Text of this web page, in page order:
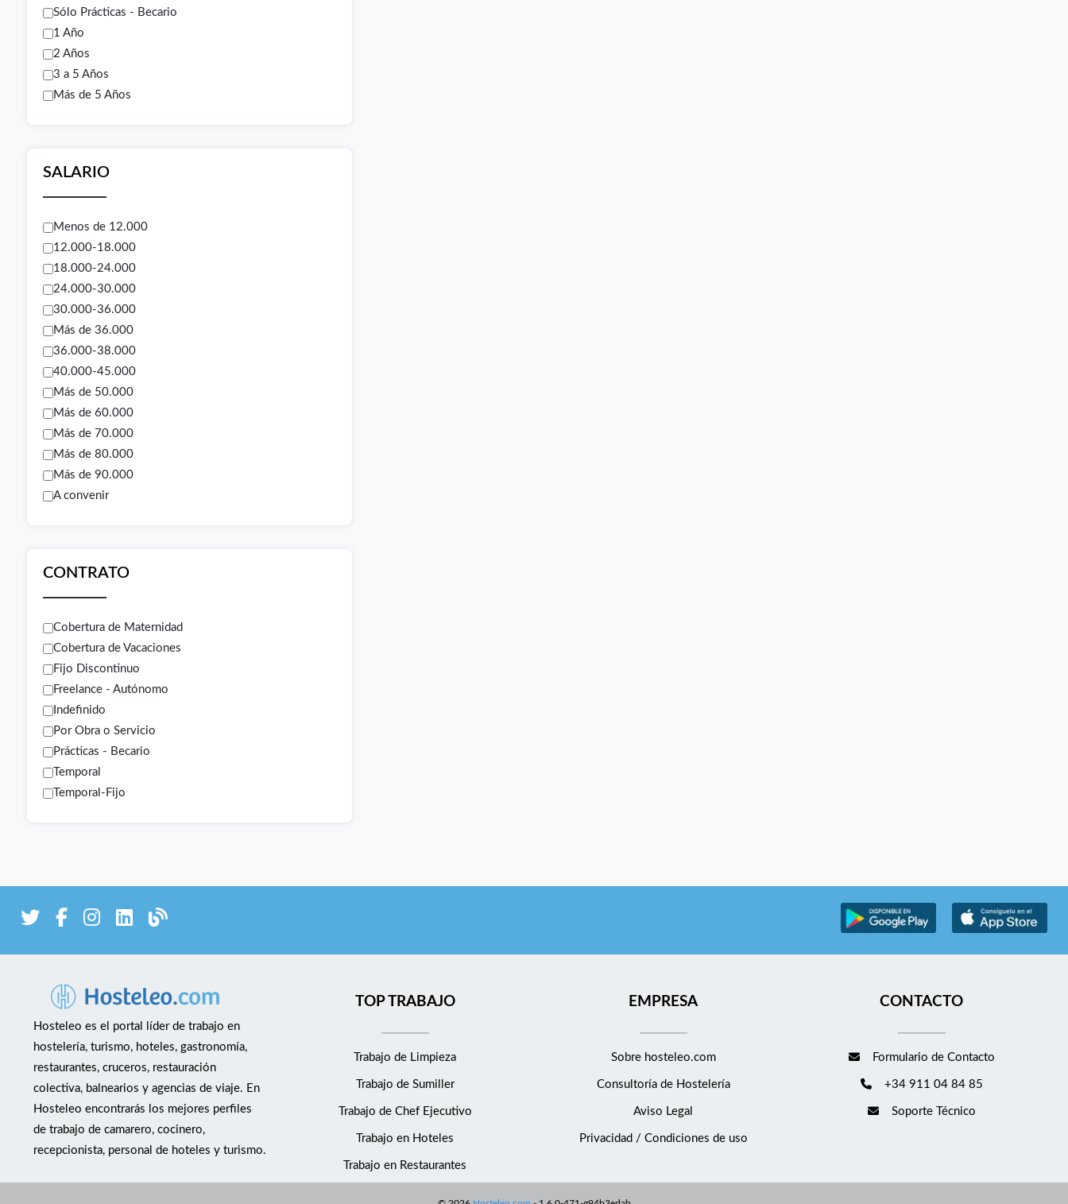
Sólo Prácticas - Becario
1 Año
2 Años
3 a 5 Años
Más de 5 Años
SALARIO
Menos de 12.000
12.000-18.000
18.000-24.000
24.000-30.000
30.000-36.000
Más de 36.000
36.000-38.000
40.000-45.000
Más de 50.000
Más de 60.000
Más de 70.000
Más de 80.000
Más de 90.000
A convenir
CONTRATO
Cobertura de Maternidad
Cobertura de Vacaciones
Fijo Discontinuo
Freelance - Autónomo
Indefinido
Por Obra o Servicio
Prácticas - Becario
Temporal
Temporal-Fijo
Hosteleo es el portal líder de trabajo en
hostelería, turismo, hoteles, gastronomía,
restaurantes, cruceros, restauración
colectiva, balnearios y agencias de viaje. En
Hosteleo encontrarás los mejores perfiles
de trabajo de camarero, cocinero,
recepcionista, personal de hoteles y turismo.
TOP TRABAJO
Trabajo de Limpieza
Trabajo de Sumiller
Trabajo de Chef Ejecutivo
Trabajo en Hoteles
Trabajo en Restaurantes
EMPRESA
Sobre hosteleo.com
Consultoría de Hostelería
Aviso Legal
Privacidad / Condiciones de uso
CONTACTO
Formulario de Contacto
+34 911 04 84 85
Soporte Técnico